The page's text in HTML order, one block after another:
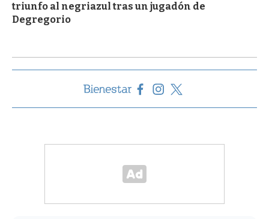
triunfo al negriazul tras un jugadón de
Degregorio